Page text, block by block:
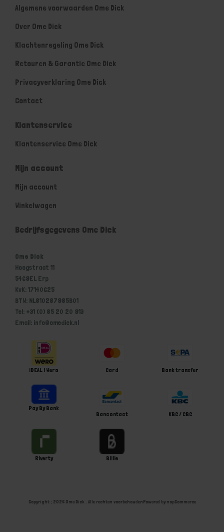
Algemene voorwaarden Ome Dick
Over Ome Dick
Klachtenregeling Ome Dick
Retouren & Garantie Ome Dick
Privacyverklaring Ome Dick
Contact
Klantenservice
Klantenservice Ome Dick
Mijn account
Mijn account
Winkelwagen
Bedrijfsgegevens Ome Dick
Ome Dick
Hoogstraat 11
5469EL Erp
KvK: 17140625
BTW: NL810287985B01
Tel: +31 (0) 85 20 20 913
Email: info@omedick.nl
iDEAL | Wero Card Bank transfer
Pay By Bank
Bancontact
KBC / CBC
Riverty Billie
Copyright ; 2026 Ome Dick . Alle rechten voorbehoudenPowered by nopCommerce